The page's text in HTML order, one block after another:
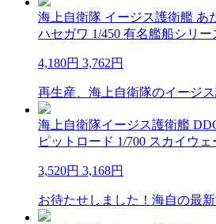
海上自衛隊 イージス護衛艦 あ
ハセガワ 1/450 有名艦船シリー
4,180円 3,762円
再生産、海上自衛隊のイージ
海上自衛隊イージス護衛艦
ピットロード 1/700 スカイウ
3,520円 3,168円
お待たせしました！海自の最